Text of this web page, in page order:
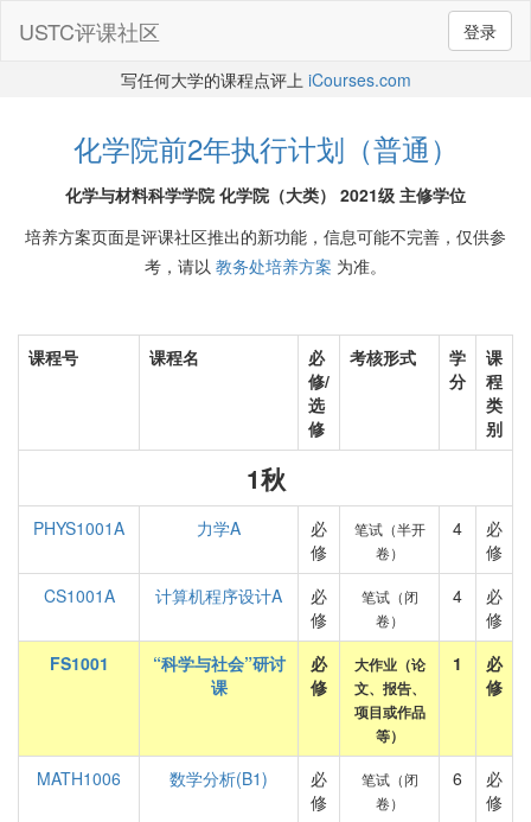
登录
USTC评课社区
写任何大学的课程点评上 iCourses.com
化学院前2年执行计划（普通）
化学与材料科学学院 化学院（大类） 2021级 主修学位
培养方案页面是评课社区推出的新功能，信息可能不完善，仅供参
考，请以 教务处培养方案 为准。
课程号 课程名
必
修/
选
修
考核形式
学
分
课
程
类
别
1秋
PHYS1001A 力学A
必
修
笔试（半开
卷）
4
必
修
CS1001A
计算机程序设计A
必
修
笔试（闭
卷）
4
必
修
FS1001
“科学与社会”研讨
课
必
修
大作业（论
文、报告、
项目或作品
等）
1
必
修
MATH1006 数学分析(B1)
必
修
笔试（闭
卷）
6
必
修